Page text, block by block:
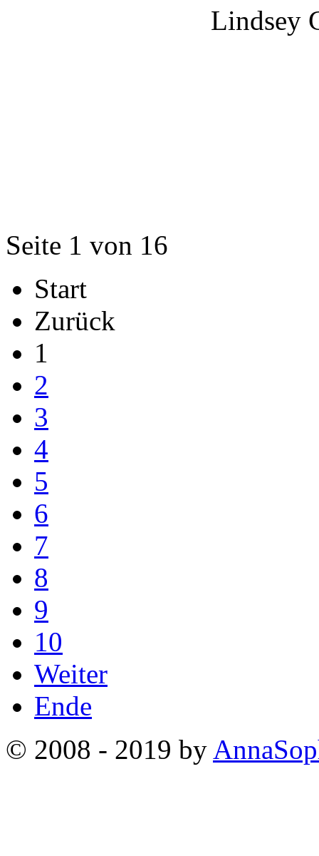
Seite 1 von 16
Start
Zurück
1
2
3
4
5
6
7
8
9
10
Weiter
Ende
© 2008 - 2019 by